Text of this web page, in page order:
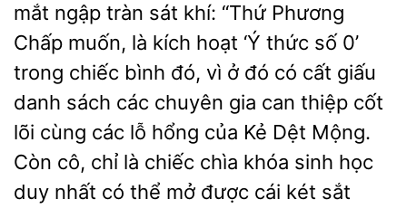
mắt ngập tràn sát khí: “Thứ Phương
Chấp muốn, là kích hoạt ‘Ý thức số 0’
trong chiếc bình đó, vì ở đó có cất giấu
danh sách các chuyên gia can thiệp cốt
lõi cùng các lỗ hổng của Kẻ Dệt
Còn cô, chỉ
chiếc chìa khóa sinh học
duy nhất
thể mở được cái két sắt